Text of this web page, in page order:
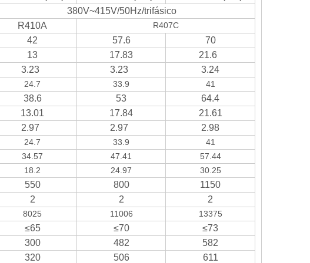
380V~415V/50Hz/trifásico
R410A R407C
42 57.6
70
13 17.83
21.6
3.23 3.23 3.24
24.7 33.9 41
38.6 53
64.4
13.01 17.84
21.61
2.97 2.97 2.98
24.7 33.9
41
34.57 47.41
57.44
18.2 24.97 30.25
550 800
1150
2 2 2
8025 11006 13375
≤65 ≤70
≤73
300 482
582
320 506 611